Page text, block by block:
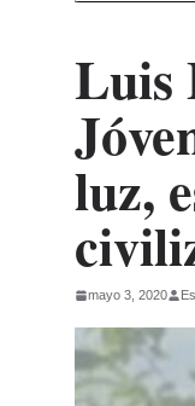
Luis
luz,
mayo 3, 2020